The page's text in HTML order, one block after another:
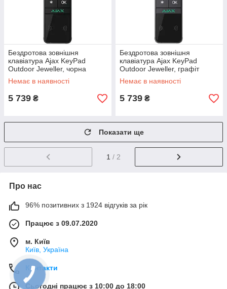
Бездротова зовнішня
клавіатура Ajax KeyPad
Outdoor Jeweller, чорна
(000059121)
Немає в наявності
5 739 ₴
Бездротова зовнішня
клавіатура Ajax KeyPad
Outdoor Jeweller, графіт
(000059122)
Немає в наявності
5 739 ₴
Показати ще
1 / 2
Про нас
96% позитивних з 1924 відгуків за рік
Працює з 09.07.2020
м. Київ
Київ, Україна
Контакти
Сьогодні працює з 10:00 до 18:00